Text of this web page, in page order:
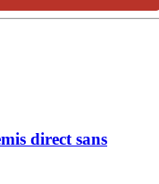
direct sans